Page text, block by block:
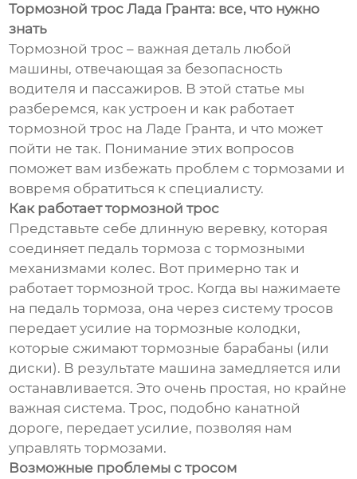
Тормозной трос Лада Гранта: все, что нужно
знать
Тормозной трос – важная деталь любой
машины, отвечающая за безопасность
водителя и пассажиров. В этой статье мы
разберемся, как устроен и как работает
тормозной трос на Ладе Гранта, и что может
пойти не так. Понимание этих вопросов
поможет вам избежать проблем с тормозами и
вовремя обратиться к специалисту.
Как работает тормозной трос
Представьте себе длинную веревку, которая
соединяет педаль тормоза с тормозными
механизмами колес. Вот примерно так и
работает тормозной трос. Когда вы нажимаете
на педаль тормоза, она через систему тросов
передает усилие на тормозные колодки,
которые сжимают тормозные барабаны (или
диски). В результате машина замедляется или
останавливается. Это очень простая, но крайне
важная система. Трос, подобно канатной
дороге, передает усилие, позволяя нам
управлять тормозами.
Возможные проблемы с тросом